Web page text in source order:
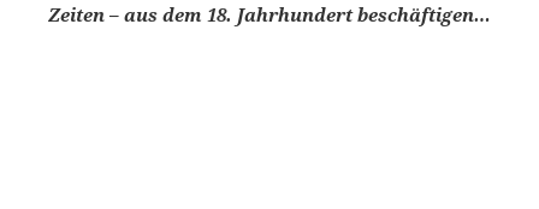
Zeiten – aus dem 18. Jahrhundert beschäftigen…